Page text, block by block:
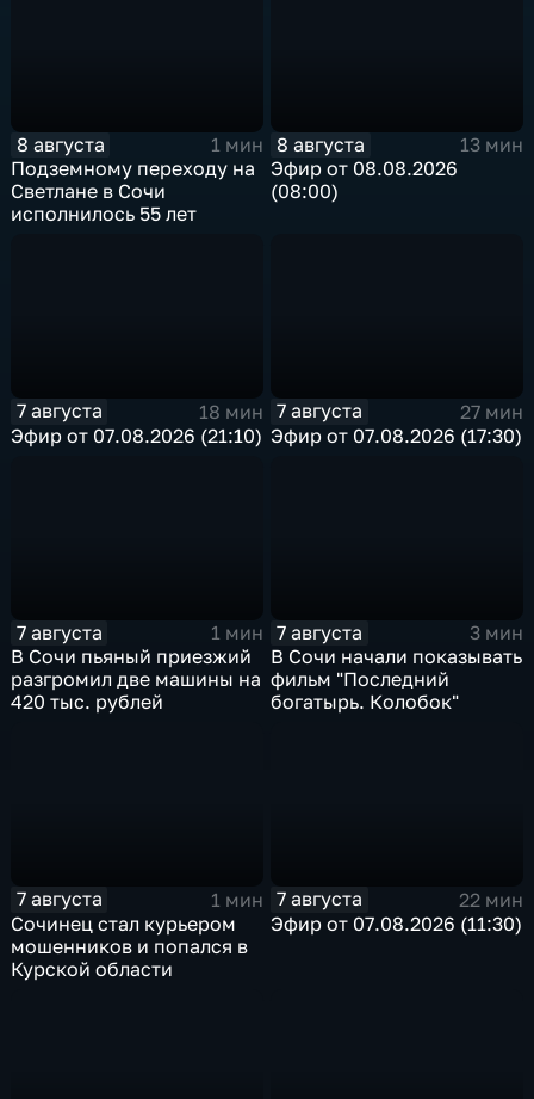
8 августа
1 мин
Подземному переходу на
Светлане в Сочи
исполнилось 55 лет
8 августа
13 мин
Эфир от 08.08.2026
(08:00)
7 августа
18 мин
Эфир от 07.08.2026 (21:10)
7 августа
27 мин
Эфир от 07.08.2026 (17:30)
7 августа
1 мин
В Сочи пьяный приезжий
разгромил две машины на
420 тыс. рублей
7 августа
3 мин
В Сочи начали показывать
фильм "Последний
богатырь. Колобок"
7 августа
1 мин
Сочинец стал курьером
мошенников и попался в
Курской области
7 августа
22 мин
Эфир от 07.08.2026 (11:30)